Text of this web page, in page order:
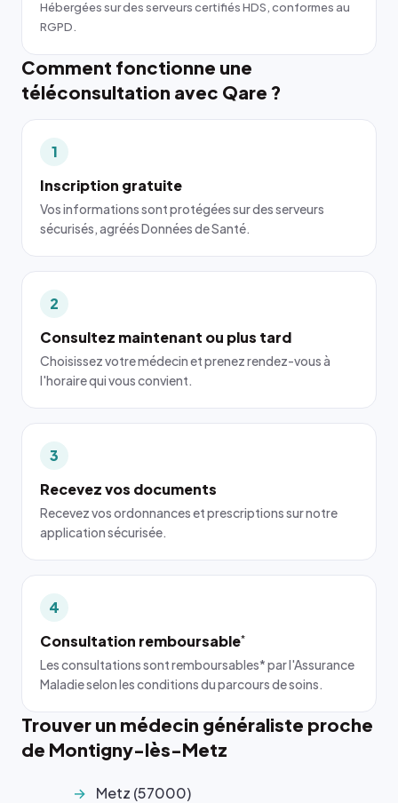
Hébergées sur des serveurs certifiés HDS, conformes au
RGPD.
Comment fonctionne une
téléconsultation avec Qare ?
1
Inscription gratuite
Vos informations sont protégées sur des serveurs
sécurisés, agréés Données de Santé.
2
Consultez maintenant ou plus tard
Choisissez votre médecin et prenez rendez-vous à
l'horaire qui vous convient.
3
Recevez vos documents
Recevez vos ordonnances et prescriptions sur notre
application sécurisée.
4
Consultation remboursable*
Les consultations sont remboursables* par l'Assurance
Maladie selon les conditions du parcours de soins.
Trouver un médecin généraliste proche
de Montigny-lès-Metz
Metz (57000)